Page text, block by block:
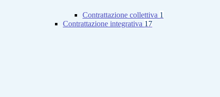
Contrattazione collettiva 1
Contrattazione integrativa 17